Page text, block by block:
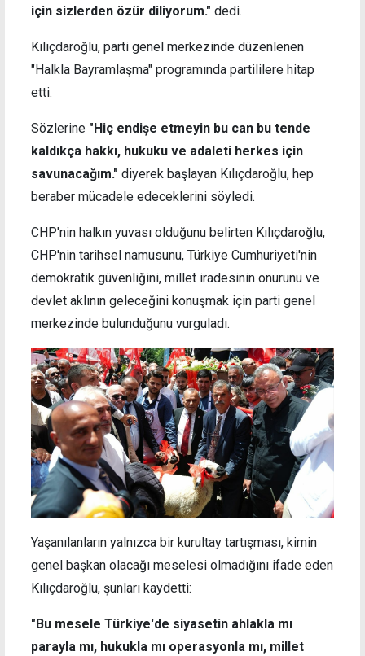
için sizlerden özür diliyorum." dedi.
Kılıçdaroğlu, parti genel merkezinde düzenlenen
"Halkla Bayramlaşma" programında partililere hitap
etti.
Sözlerine "Hiç endişe etmeyin bu can bu tende
kaldıkça hakkı, hukuku ve adaleti herkes için
savunacağım." diyerek başlayan Kılıçdaroğlu, hep
beraber mücadele edeceklerini söyledi.
CHP'nin halkın yuvası olduğunu belirten Kılıçdaroğlu,
CHP'nin tarihsel namusunu, Türkiye Cumhuriyeti'nin
demokratik güvenliğini, millet iradesinin onurunu ve
devlet aklının geleceğini konuşmak için parti genel
merkezinde bulunduğunu vurguladı.
Yaşanılanların yalnızca bir kurultay tartışması, kimin
genel başkan olacağı meselesi olmadığını ifade eden
Kılıçdaroğlu, şunları kaydetti:
"Bu mesele Türkiye'de siyasetin ahlakla mı
parayla mı, hukukla mı operasyonla mı, millet